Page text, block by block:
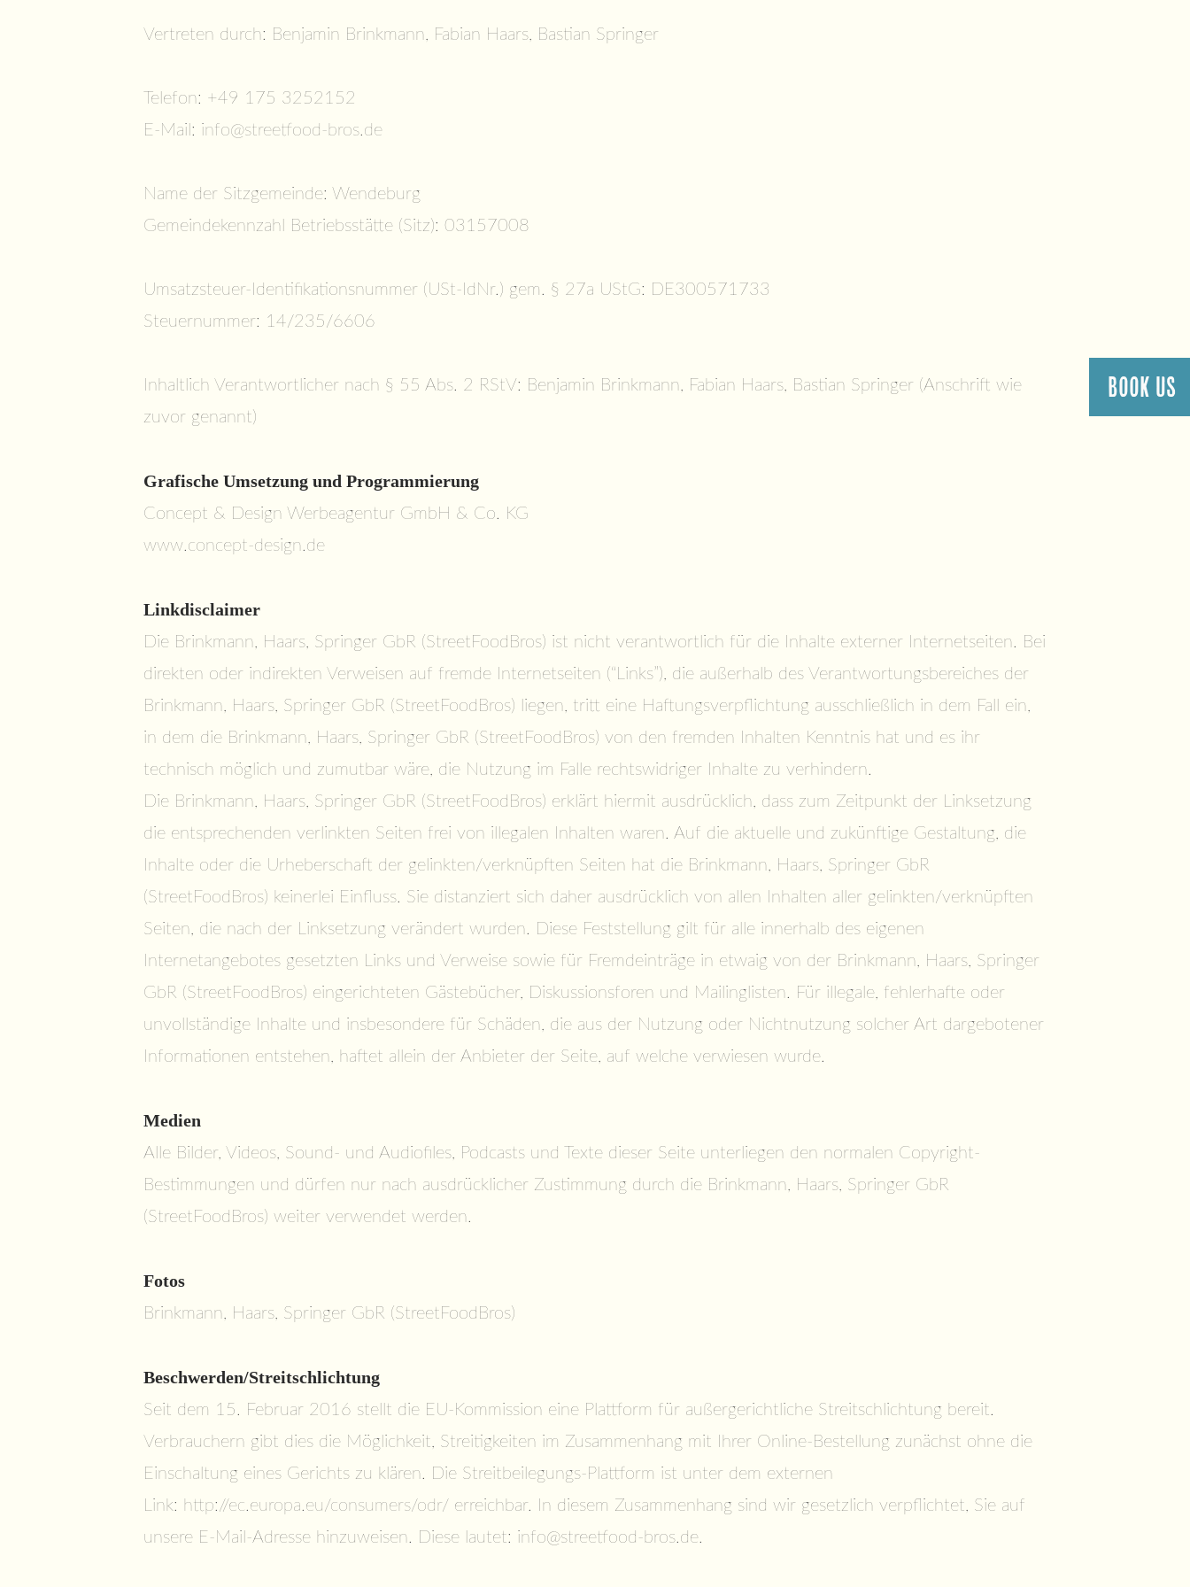
BOOK US
Vertreten durch: Benjamin Brinkmann, Fabian Haars, Bastian Springer
Telefon: +49 175 3252152
E-Mail: info@streetfood-bros.de
Name der Sitzgemeinde: Wendeburg
Gemeindekennzahl Betriebsstätte (Sitz): 03157008
Umsatzsteuer-Identifikationsnummer (USt-IdNr.) gem. § 27a UStG: DE300571733
Steuernummer: 14/235/6606
Inhaltlich Verantwortlicher nach § 55 Abs. 2 RStV: Benjamin Brinkmann, Fabian Haars, Bastian Springer (Anschrift wie
zuvor genannt)
Grafische Umsetzung und Programmierung
Concept & Design Werbeagentur GmbH & Co. KG
www.concept-design.de
Linkdisclaimer
Die Brinkmann, Haars, Springer GbR (StreetFoodBros) ist nicht verantwortlich für die Inhalte externer Internetseiten. Bei
direkten oder indirekten Verweisen auf fremde Internetseiten (“Links”), die außerhalb des Verantwortungsbereiches der
Brinkmann, Haars, Springer GbR (StreetFoodBros) liegen, tritt eine Haftungsverpflichtung ausschließlich in dem Fall ein,
in dem die Brinkmann, Haars, Springer GbR (StreetFoodBros) von den fremden Inhalten Kenntnis hat und es ihr
technisch möglich und zumutbar wäre, die Nutzung im Falle rechtswidriger Inhalte zu verhindern.
Die Brinkmann, Haars, Springer GbR (StreetFoodBros) erklärt hiermit ausdrücklich, dass zum Zeitpunkt der Linksetzung
die entsprechenden verlinkten Seiten frei von illegalen Inhalten waren. Auf die aktuelle und zukünftige Gestaltung, die
Inhalte oder die Urheberschaft der gelinkten/verknüpften Seiten hat die Brinkmann, Haars, Springer GbR
(StreetFoodBros) keinerlei Einfluss. Sie distanziert sich daher ausdrücklich von allen Inhalten aller gelinkten/verknüpften
Seiten, die nach der Linksetzung verändert wurden. Diese Feststellung gilt für alle innerhalb des eigenen
Internetangebotes gesetzten Links und Verweise sowie für Fremdeinträge in etwaig von der Brinkmann, Haars, Springer
GbR (StreetFoodBros) eingerichteten Gästebücher, Diskussionsforen und Mailinglisten. Für illegale, fehlerhafte oder
unvollständige Inhalte und insbesondere für Schäden, die aus der Nutzung oder Nichtnutzung solcher Art dargebotener
Informationen entstehen, haftet allein der Anbieter der Seite, auf welche verwiesen wurde.
Medien
Alle Bilder, Videos, Sound- und Audiofiles, Podcasts und Texte dieser Seite unterliegen den normalen Copyright-
Bestimmungen und dürfen nur nach ausdrücklicher Zustimmung durch die Brinkmann, Haars, Springer GbR
(StreetFoodBros) weiter verwendet werden.
Fotos
Brinkmann, Haars, Springer GbR (StreetFoodBros)
Beschwerden/Streitschlichtung
Seit dem 15. Februar 2016 stellt die EU-Kommission eine Plattform für außergerichtliche Streitschlichtung bereit.
Verbrauchern gibt dies die Möglichkeit, Streitigkeiten im Zusammenhang mit Ihrer Online-Bestellung zunächst ohne die
Einschaltung eines Gerichts zu klären. Die Streitbeilegungs-Plattform ist unter dem externen
Link: http://ec.europa.eu/consumers/odr/ erreichbar. In diesem Zusammenhang sind wir gesetzlich verpflichtet, Sie auf
unsere E-Mail-Adresse hinzuweisen. Diese lautet: info@streetfood-bros.de.